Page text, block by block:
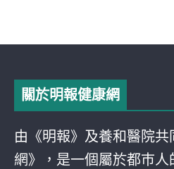
關於明報健康網
由《明報》及養和醫院
網》，是一個屬於都巿